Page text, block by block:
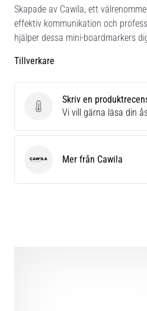
Skapade av Cawila, ett
effektiv kommunikation och
hjälper dessa mini-boardmarkers
Tillverkare
Skriv en produktrecension
Skriv en
Vi vill gärna läsa din
Cawila Mer från Cawila